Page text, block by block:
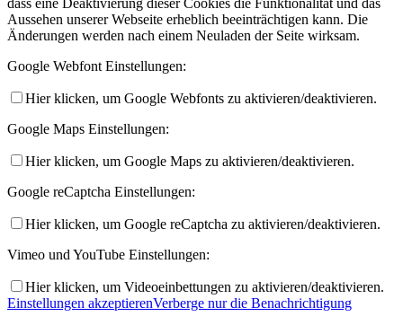
dass eine Deaktivierung dieser Cookies die Funktionalität und das
Aussehen unserer Webseite erheblich beeinträchtigen kann. Die
Änderungen werden nach einem Neuladen der Seite wirksam.
Google Webfont Einstellungen:
Hier klicken, um Google Webfonts zu aktivieren/deaktivieren.
Google Maps Einstellungen:
Hier klicken, um Google Maps zu aktivieren/deaktivieren.
Google reCaptcha Einstellungen:
Hier klicken, um Google reCaptcha zu aktivieren/deaktivieren.
Vimeo und YouTube Einstellungen:
Hier klicken, um Videoeinbettungen zu aktivieren/deaktivieren.
Einstellungen akzeptierenVerberge nur die Benachrichtigung